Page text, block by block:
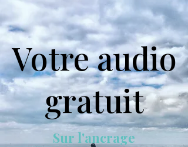
Votre audio
gratuit
Sur l'ancrage